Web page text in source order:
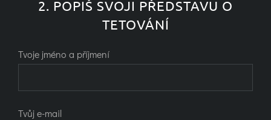
2. POPIŠ SVOJI PŘEDSTAVU O
TETOVÁNÍ
Tvoje jméno a příjmení
Tvůj e-mail